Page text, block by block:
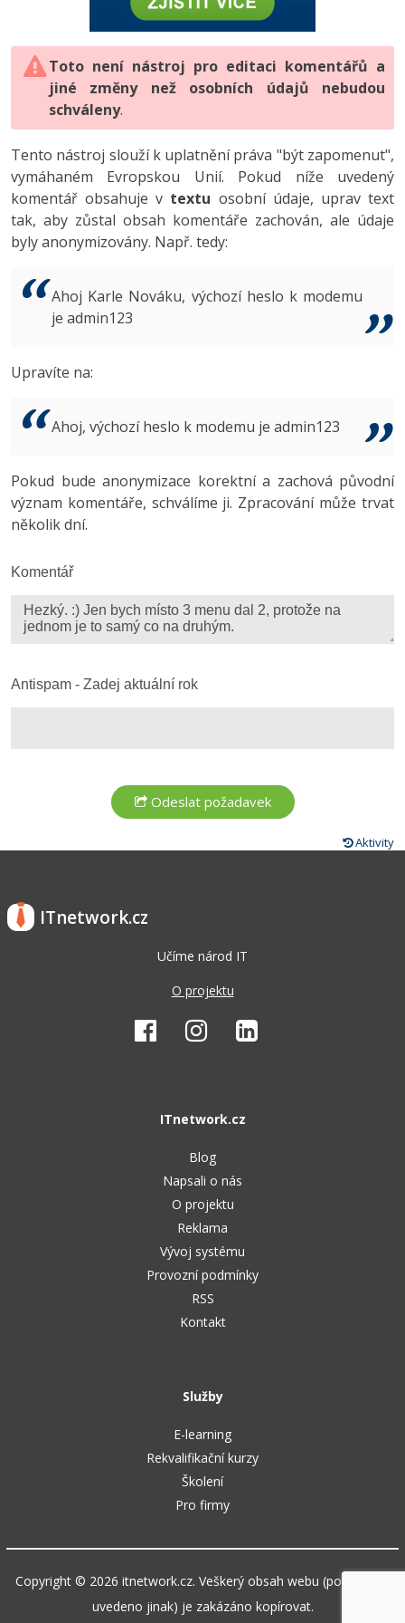
HTML5, CSS3, Bootstrap, SEO
SQL a databáze
Testování a verzování
UML a návrhové vzory
React
Spring
ASP.NET MVC
Best practices
PHP
JavaScript
Python
HTML / CSS
UML a návrhové vzory
MySQL/MariaDB
MS-SQL
Vývojář mobilních aplikací
C# Game developer
Tester
Systémový administrátor
3D grafik
Copywriter
WordPress specialista
-80%
JavaScript -80%
PHP -80%
Swift -80%
Kotlin -80%
VB.NET
Algoritmy -41%
Umělá inteligence (AI) -10%
Fórum
Digitální gramotnost
Marketing
WordPress
SEO
UX
Business
Copywriting
Windows
Kybernetická bezpečnost
Photoshop -80%
Adobe Illustrator -80%
Adobe Lightroom
Adobe XD
Adobe InDesign -25%
Adobe After Effects
Inkscape
Fórum
Toto není nástroj pro editaci komentářů a
jiné změny než osobních údajů nebudou
schváleny.
Tento nástroj slouží k uplatnění práva "být zapomenut",
vymáhaném Evropskou Unií. Pokud níže uvedený
komentář obsahuje v textu osobní údaje, uprav text
tak, aby zůstal obsah komentáře zachován, ale údaje
byly anonymizovány. Např. tedy:
Ahoj Karle Nováku, výchozí heslo k modemu
je admin123
Upravíte na:
Ahoj, výchozí heslo k modemu je admin123
Pokud bude anonymizace korektní a zachová původní
význam komentáře, schválíme ji. Zpracování může trvat
několik dní.
Komentář
Antispam - Zadej aktuální rok
Aktivity
ITnetwork.cz
Učíme národ IT
O projektu
ITnetwork.cz
Blog
Napsali o nás
O projektu
Reklama
Vývoj systému
Provozní podmínky
RSS
Kontakt
Služby
E-learning
Rekvalifikační kurzy
Školení
Pro firmy
Copyright © 2026 itnetwork.cz. Veškerý obsah webu (pokud není
uvedeno jinak) je zakázáno kopírovat.